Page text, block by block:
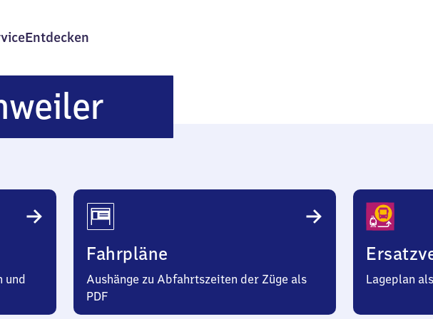
Entdecken
Winnweiler
und
Fahrpläne
Aushänge zu Abfahrtszeiten der Züge als
PDF
Lageplan